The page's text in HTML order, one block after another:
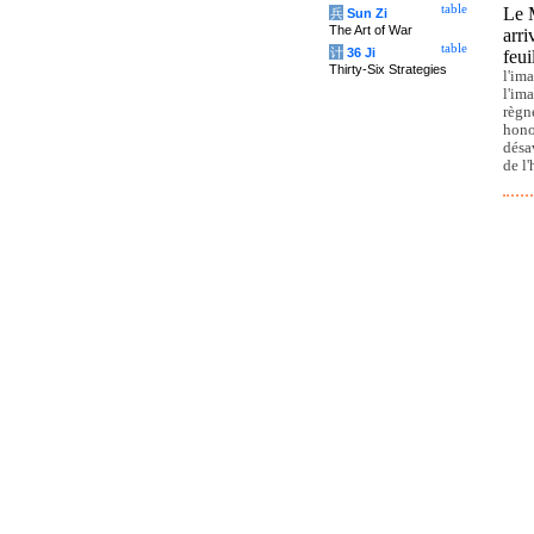
Le
de
table
兵 Sun Zi
The Art of War
table
计 36 Ji
Thirty-Six Strategies